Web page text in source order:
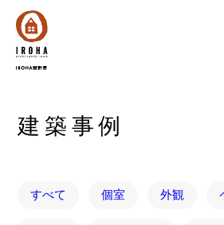
建築事例
すべて 個室 外観